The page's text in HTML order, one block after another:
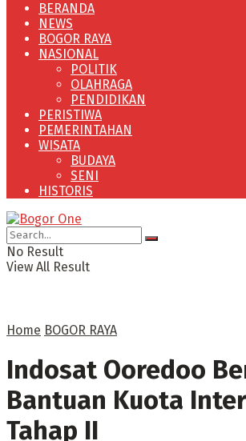
BERANDA
NEWS
BOGOR RAYA
NASIONAL
POLITIK
OLAHRAGA
PENDIDIKAN
PERISTIWA
PEMERINTAHAN
WISATA
BUDAYA
SENI
HISTORIS
No Result
View All Result
Home BOGOR RAYA
Indosat Ooredoo
Bantuan Kuota
Tahap II